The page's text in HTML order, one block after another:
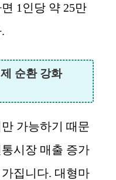
1인당 약 25만
순환 강화
가능하기 때문
시장 매출 증가
집니다. 대형마